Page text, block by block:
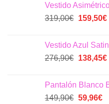
era:
79,90€.
es:
Vestido
319,00€ El
era:
319,00€.
159,50€
Vestido Azul
276,90€ El
era:
276,90€.
138,45€
Pantalón Blanco
149,90€ El
59,96€El